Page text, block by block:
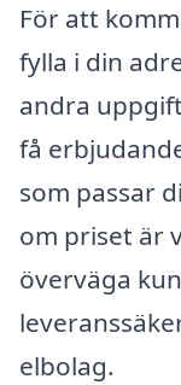
För att
fylla i din
andra
få
som passar
om priset är
överväga
elbolag.